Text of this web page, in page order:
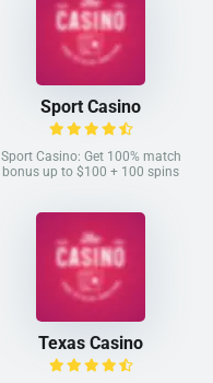
Sport Casino
Sport Casino: Get 100% match
bonus up to $100 + 100 spins
Texas Casino